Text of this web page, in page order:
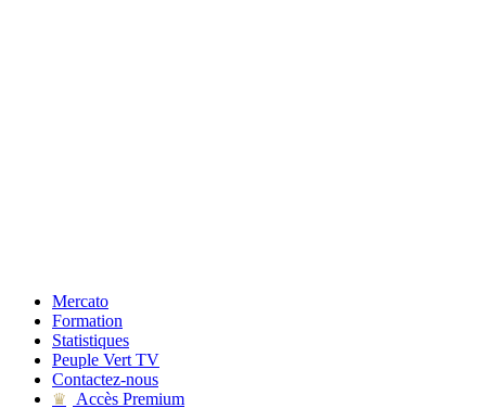
Mercato
Formation
Statistiques
Peuple Vert TV
Contactez-nous
♛
Accès Premium